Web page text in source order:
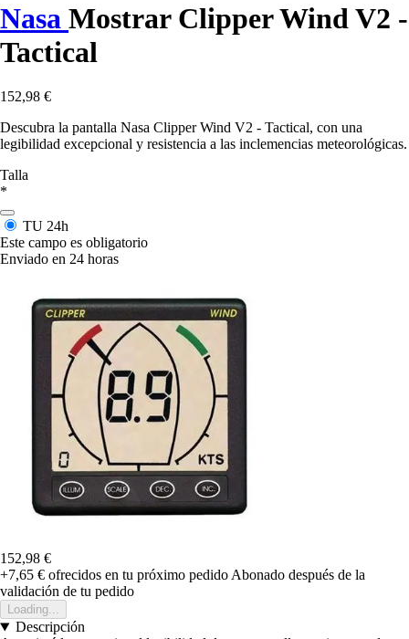
Nasa Mostrar Clipper Wind V2 -
Tactical
152,98 €
Descubra la pantalla Nasa Clipper Wind V2 - Tactical, con una
legibilidad excepcional y resistencia a las inclemencias meteorológicas.
Talla
*
TU 24h
Este campo es obligatorio
Enviado en 24 horas
152,98 €
+7,65 € ofrecidos en tu próximo pedido Abonado después de la
validación de tu pedido
Loading...
Descripción